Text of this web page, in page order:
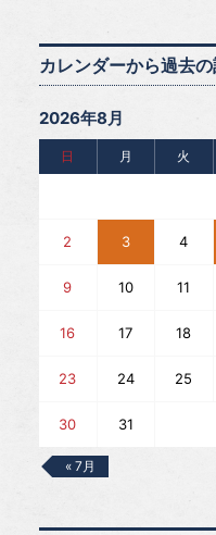
カレンダーから過去
2026年8月
日 月 火
2 3 4
9 10 11
16 17 18
23 24 25
30 31
« 7月